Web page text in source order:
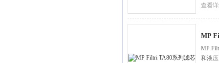
查看
MP
MP
和液